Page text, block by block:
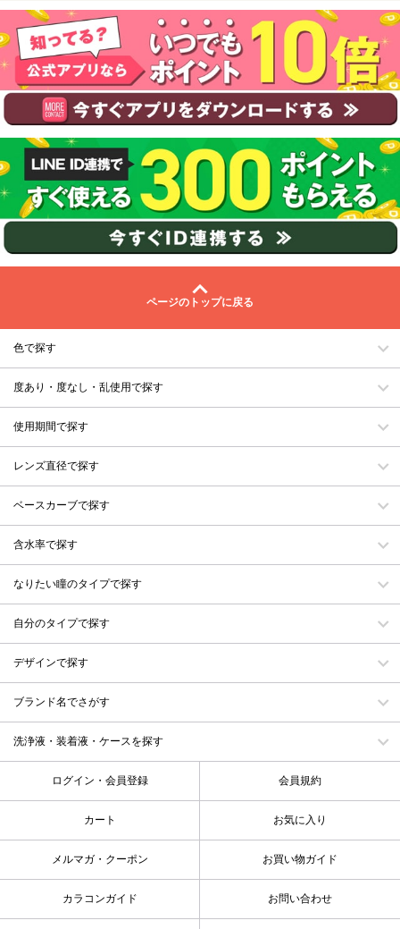
ページのトップに戻る
色で探す
度あり・度なし・乱使用で探す
使用期間で探す
レンズ直径で探す
ベースカーブで探す
含水率で探す
なりたい瞳のタイプで探す
自分のタイプで探す
デザインで探す
ブランド名でさがす
洗浄液・装着液・ケースを探す
ログイン・会員登録 会員規約
カート お気に入り
メルマガ・クーポン お買い物ガイド
カラコンガイド お問い合わせ